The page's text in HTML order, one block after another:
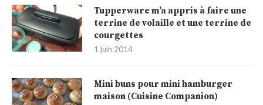
Tupperware m’a appris à faire une
terrine de volaille et une terrine de
courgettes
1 juin 2014
Mini buns pour mini hamburger
maison (Cuisine Companion)